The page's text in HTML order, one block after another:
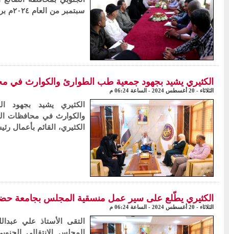
سبتمبر من العام ٢٠٢٤م برئاسة العميد عب
الكثيري يشيد بجهود جمعية طب الطوارئ والكوارث في
الثلاثاء - 20 أغسطس 2024 - الساعة 06:24 م
الكثيري يشيد بجهود
والكوارث في محافظات
الكثيري، القائم بأعمال
الكثيري يطّلع على سير عمل منسقية المجلس بجامعة
الثلاثاء - 20 أغسطس 2024 - الساعة 06:24 م
التقى الأستاذ علي